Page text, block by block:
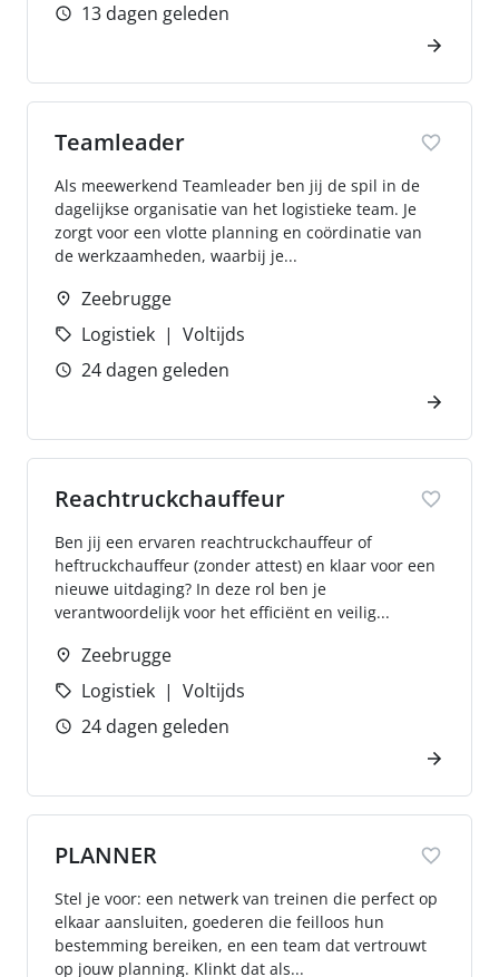
13 dagen geleden
Teamleader
Als meewerkend Teamleader ben jij de spil in de
dagelijkse organisatie van het logistieke team. Je
zorgt voor een vlotte planning en coördinatie van
de werkzaamheden, waarbij je...
Zeebrugge
Logistiek
Voltijds
24 dagen geleden
Reachtruckchauffeur
Ben jij een ervaren reachtruckchauffeur of
heftruckchauffeur (zonder attest) en klaar voor een
nieuwe uitdaging? In deze rol ben je
verantwoordelijk voor het efficiënt en veilig...
Zeebrugge
Logistiek
Voltijds
24 dagen geleden
PLANNER
Stel je voor: een netwerk van treinen die perfect op
elkaar aansluiten, goederen die feilloos hun
bestemming bereiken, en een team dat vertrouwt
op jouw planning. Klinkt dat als...